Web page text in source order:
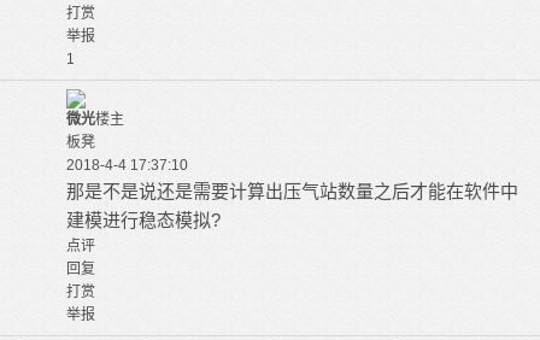
打赏
举报
1
微光楼主
板凳
2018-4-4 17:37:10
那是不是说还是需要计算出压气站数量之后才能在软件中
建模进行稳态模拟?
点评
回复
打赏
举报